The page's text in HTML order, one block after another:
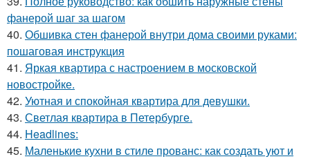
фанерой шаг за шагом
40. Обшивка стен фанерой внутри дома своими руками:
пошаговая инструкция
41. Яркая квартира с настроением в московской
новостройке.
42. Уютная и спокойная квартира для девушки.
43. Светлая квартира в Петербурге.
44. Headlines:
45. Маленькие кухни в стиле прованс: как создать уют и